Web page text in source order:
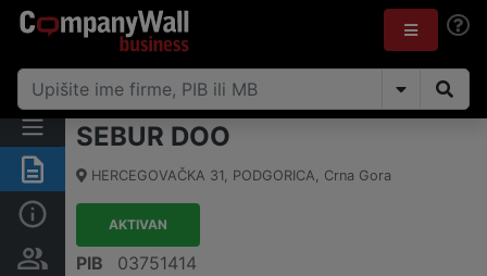
Sažetak
Osobe i vlasništvo
SEBUR DOO
HERCEGOVAČKA 31, PODGORICA, Crna Gora
AKTIVAN
PIB
03751414